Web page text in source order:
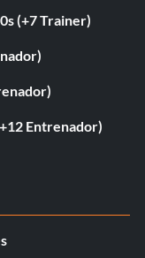
(+7 Trainer)
Entrenador)